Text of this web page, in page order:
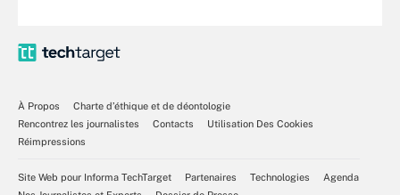
À Propos
Charte d’éthique et de déontologie
Rencontrez les journalistes
Contacts
Utilisation Des Cookies
Réimpressions
Site Web pour Informa TechTarget Partenaires Technologies
Agenda